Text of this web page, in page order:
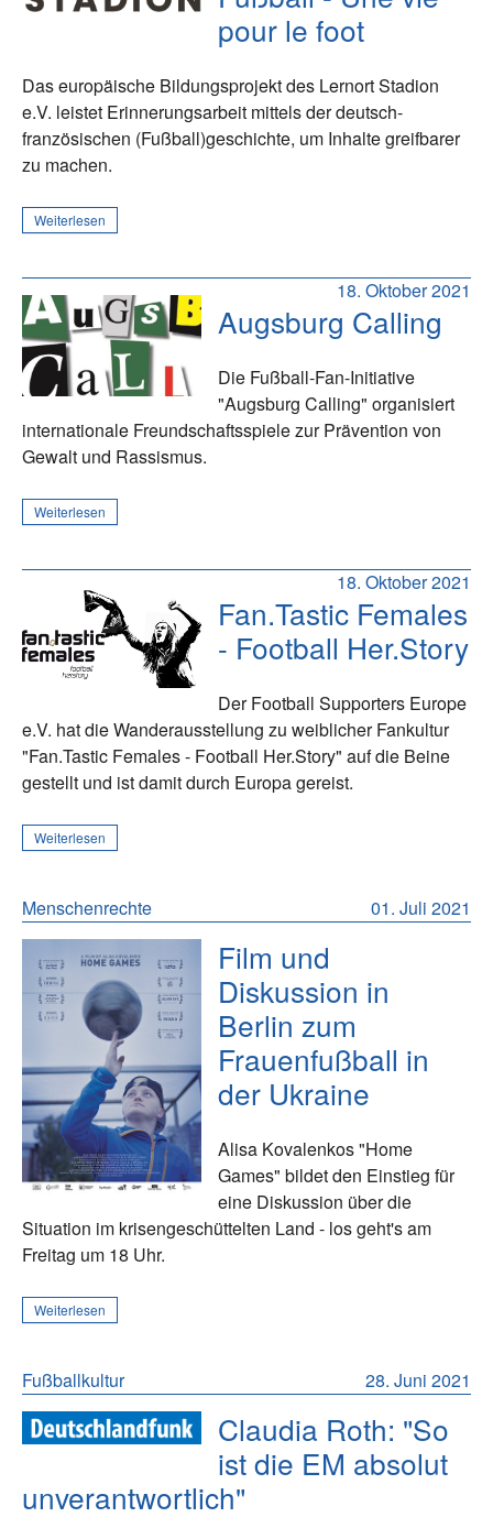
pour le foot
Das europäische Bildungsprojekt des Lernort Stadion
e.V. leistet Erinnerungsarbeit mittels der deutsch-
französischen (Fußball)geschichte, um Inhalte greifbarer
zu machen.
Weiterlesen
18. Oktober 2021
Augsburg Calling
Die Fußball-Fan-Initiative
"Augsburg Calling" organisiert
internationale Freundschaftsspiele zur Prävention von
Gewalt und Rassismus.
Weiterlesen
18. Oktober 2021
Fan.Tastic Females
- Football Her.Story
Der Football Supporters Europe
e.V. hat die Wanderausstellung zu weiblicher Fankultur
"Fan.Tastic Females - Football Her.Story" auf die Beine
gestellt und ist damit durch Europa gereist.
Weiterlesen
01. Juli 2021
Menschenrechte
Film und
Diskussion in
Berlin zum
Frauenfußball in
der Ukraine
Alisa Kovalenkos "Home
Games" bildet den Einstieg für
eine Diskussion über die
Situation im krisengeschüttelten Land - los geht's am
Freitag um 18 Uhr.
Weiterlesen
28. Juni 2021
Fußballkultur
Claudia Roth: "So
ist die EM absolut
unverantwortlich"